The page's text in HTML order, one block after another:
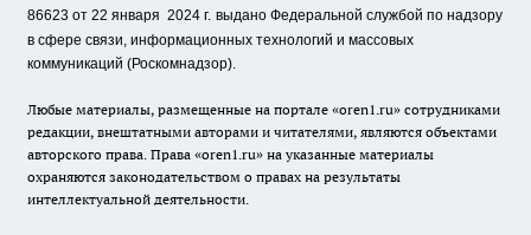
86623 от 22 января 2024 г. выдано Федеральной службой по надзору
в сфере связи, информационных технологий и массовых
коммуникаций (Роскомнадзор).
Любые материалы, размещенные на портале «oren1.ru» сотрудниками
редакции, внештатными авторами и читателями, являются объектами
авторского права. Права «oren1.ru» на указанные материалы
охраняются законодательством о правах на результаты
интеллектуальной деятельности.